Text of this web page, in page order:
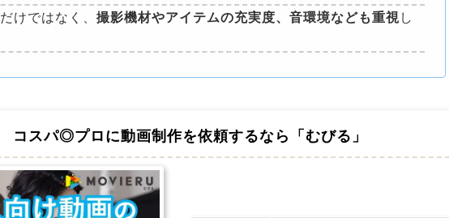
けではなく、 撮影機材やアイテムの充実度、音環境なども重視し
コスパ◎プロに動画制作を依頼するなら 「むびる」